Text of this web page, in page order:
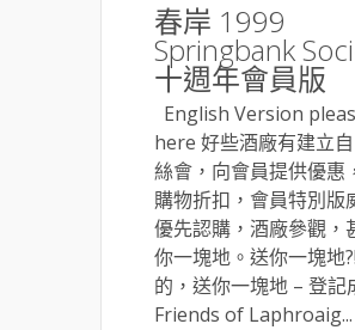
春岸 1999
Springbank
十週年會員版
English Version
here 好些酒廠有建立
絲會，向會員提供優惠
購物折扣，會員特別版
優先認購，酒廠參觀，
你一塊地。送你一塊地
的，送你一塊地 – 登記
Friends of Laphroaig...